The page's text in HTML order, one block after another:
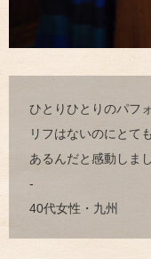
ひとりひとりのパフ
リフはないのにとて
あるんだと感動しま
-
40代女性・九州